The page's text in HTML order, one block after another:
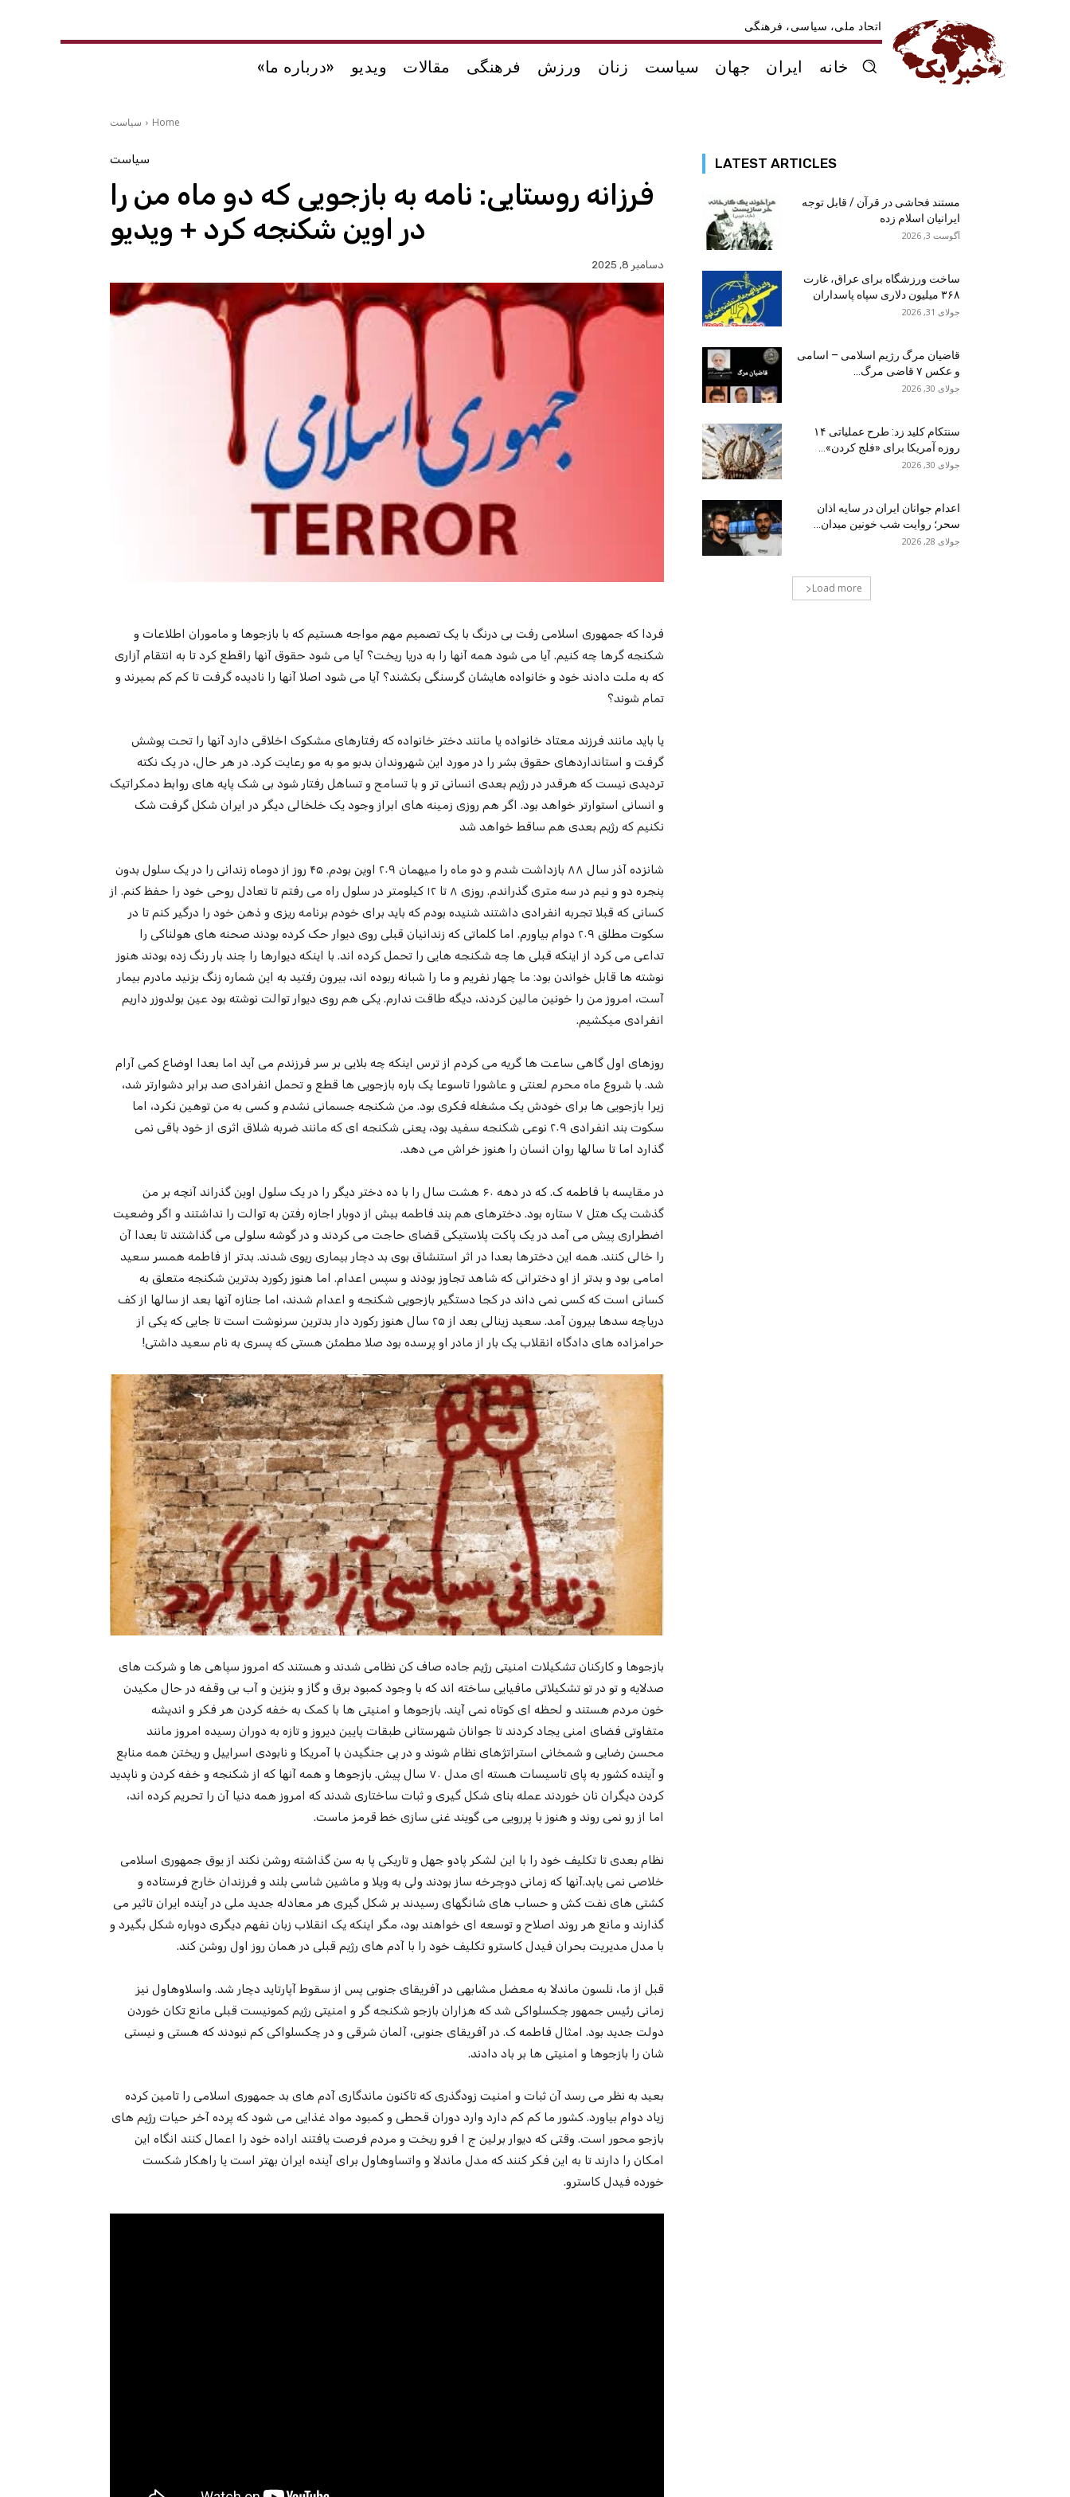
اتحاد ملی، سیاسی، فرهنگی
خانه ایران جهان سیاست زنان ورزش فرهنگی مقالات ویدیو «درباره ما»
Home سیاست
سیاست
فرزانه روستایی: نامه به بازجویی که دو ماه من را
در اوین شکنجه کرد + ویدیو
دسامبر 8, 2025
فردا که جمهوری اسلامی رفت بی درنگ با یک تصمیم مهم مواجه هستیم که با بازجوها و ماموران اطلاعات و
شکنجه گرها چه کنیم. آیا می شود همه آنها را به دریا ریخت؟ آیا می شود حقوق آنها راقطع کرد تا به انتقام آزاری
که به ملت دادند خود و خانواده هایشان گرسنگی بکشند؟ آیا می شود اصلا آنها را نادیده گرفت تا کم کم بمیرند و
تمام شوند؟
یا باید مانند فرزند معتاد خانواده یا مانند دختر خانواده که رفتارهای مشکوک اخلاقی دارد آنها را تحت پوشش
گرفت و استانداردهای حقوق بشر را در مورد این شهروندان بدبو مو به مو رعایت کرد. در هر حال، در یک نکته
تردیدی نیست که هرقدر در رژیم بعدی انسانی تر و با تسامح و تساهل رفتار شود بی شک پایه های روابط دمکراتیک
و انسانی استوارتر خواهد بود. اگر هم روزی زمینه های ابراز وجود یک خلخالی دیگر در ایران شکل گرفت شک
نکنیم که رژیم بعدی هم ساقط خواهد شد
شانزده آذر سال ۸۸ بازداشت شدم و دو ماه را میهمان ۲۰۹ اوین بودم. ۴۵ روز از دو‌ماه زندانی را در یک سلول بدون
پنجره دو و نیم در سه متری گذراندم. روزی ۸ تا ۱۲ کیلومتر در سلول راه می رفتم تا تعادل روحی خود را حفظ کنم. از
کسانی که قبلا تجربه انفرادی داشتند شنیده بودم که باید برای خودم برنامه ریزی و ذهن خود را درگیر کنم تا در
سکوت مطلق ۲۰۹ دوام بیاورم. اما کلماتی که زندانیان قبلی روی دیوار حک کرده بودند صحنه های هولناکی را
تداعی می کرد از اینکه قبلی ها چه شکنجه هایی را تحمل کرده اند. با اینکه دیوارها را چند بار رنگ زده بودند هنوز
نوشته ها قابل خواندن بود: ما چهار نفریم و ما را شبانه ربوده اند، بیرون رفتید به این شماره زنگ بزنید مادرم بیمار
آست، امروز من را خونین مالین کردند، دیگه طاقت ندارم. یکی هم روی دیوار توالت نوشته بود عین بولدوزر داریم
انفرادی میکشیم.
روزهای اول گاهی ساعت ها گریه می کردم از ترس اینکه چه بلایی بر سر فرزندم می آید اما بعدا اوضاع کمی آرام
شد. با شروع ماه محرم لعنتی و عاشورا تاسوعا یک باره بازجویی ها قطع و تحمل انفرادی صد برابر دشوارتر شد،
زیرا بازجویی ها برای خودش یک مشغله فکری بود. من شکنجه جسمانی نشدم و کسی به من توهین نکرد، اما
سکوت بند انفرادی ۲۰۹ نوعی شکنجه سفید بود، یعنی شکنجه ای که مانند ضربه شلاق اثری از خود باقی نمی
گذارد اما تا سالها روان انسان را هنوز خراش می دهد.
در مقایسه با فاطمه ک. که در دهه ۶۰ هشت سال را با ده دختر دیگر را در یک سلول اوین گذراند آنچه بر من
گذشت یک هتل ۷ ستاره بود. دخترهای هم بند فاطمه بیش از دوبار اجازه رفتن به توالت را نداشتند و اگر وضعیت
اضطراری پیش می آمد در یک پاکت پلاستیکی قضای حاجت می کردند و در گوشه سلولی می گذاشتند تا بعدا آن
را خالی کنند. همه این دخترها بعدا در اثر استنشاق بوی بد دچار بیماری ریوی شدند. بدتر از فاطمه همسر سعید
امامی بود و بدتر از او دخترانی که شاهد تجاوز بودند و سپس اعدام. اما هنوز رکورد بدترین شکنجه متعلق به
کسانی است که کسی نمی داند در کجا دستگیر بازجویی شکنجه و اعدام شدند، اما جنازه آنها بعد از سالها از کف
دریاچه سدها بیرون آمد. سعید زینالی بعد از ۲۵ سال هنوز رکورد دار بدترین سرنوشت است تا جایی که یکی از
حرامزاده های دادگاه انقلاب یک بار از مادر او پرسده بود صلا مطمئن هستی که پسری به نام سعید داشتی!
بازجوها و کارکنان تشکیلات امنیتی رژیم جاده صاف کن نظامی شدند و هستند که امروز سپاهی ها و شرکت های
صدلایه و تو در تو تشکیلاتی مافیایی ساخته اند که با وجود کمبود برق و گاز و بنزین و آب بی وقفه در حال مکیدن
خون مردم هستند و لحظه ای کوتاه نمی آیند. بازجوها و امنیتی ها با کمک به خفه کردن هر فکر و اندیشه
متفاوتی فضای امنی یجاد کردند تا جوانان شهرستانی طبقات پایین دیروز و تازه به دوران رسیده امروز مانند
محسن رضایی و شمخانی استراتژهای نظام شوند و در پی جنگیدن با آمریکا و نابودی اسراییل و ریختن همه منابع
و آینده کشور به پای تاسیسات هسته ای مدل ۷۰ سال پیش. بازجوها و همه آنها که از شکنجه و خفه کردن و ناپدید
کردن دیگران نان خوردند عمله بنای شکل گیری و ثبات ساختاری شدند که امروز همه دنیا آن را تحریم کرده اند،
اما از رو نمی روند و هنوز با پررویی می گویند غنی سازی خط قرمز ماست.
نظام بعدی تا تکلیف خود را با این لشکر پادو جهل و تاریکی پا به سن گذاشته روشن نکند از یوق جمهوری اسلامی
خلاصی نمی یابد.آنها که زمانی دوچرخه ساز بودند ولی به ویلا و ماشین شاسی بلند و فرزندان خارج فرستاده و
کشتی های نفت کش و حساب های شانگهای رسیدند بر شکل گیری هر معادله جدید ملی در آینده ایران تاثیر می
گذارند و مانع هر روند اصلاح و توسعه ای خواهند بود، مگر اینکه یک انقلاب زبان نفهم دیگری دوباره شکل بگیرد و
با مدل مدیریت بحران فیدل کاسترو تکلیف خود را با آدم های رژیم قبلی در همان روز اول روشن کند.
قبل از ما، نلسون ماندلا به معضل مشابهی در آفریقای جنوبی پس از سقوط آپارتاید دچار شد. واسلاوهاول نیز
زمانی رئیس جمهور چکسلواکی شد که هزاران بازجو شکنجه گر و امنیتی رژیم کمونیست قبلی مانع تکان خوردن
دولت جدید بود. امثال فاطمه ک. در آفریقای جنوبی، آلمان شرقی و در چکسلواکی کم نبودند که هستی و نیستی
شان را بازجوها و امنیتی ها بر باد دادند.
بعید به نظر می رسد آن ثبات و امنیت زودگذری که تاکنون ماندگاری آدم های بد جمهوری اسلامی را تامین کرده
زیاد دوام بیاورد. کشور ما کم کم دارد وارد دوران قحطی و کمبود مواد غذایی می شود که پرده آخر حیات رژیم های
بازجو محور است. وقتی که دیوار برلین ج ا فرو ریخت و مردم فرصت یافتند اراده خود را اعمال کنند انگاه این
امکان را دارند تا به این فکر کنند که مدل ماندلا و واتساوهاول برای آینده ایران بهتر است یا راهکار شکست
خورده فیدل کاسترو.
LATEST ARTICLES
مستند فحاشی در قرآن / قابل توجه
ایرانیان اسلام زده
آگوست 3, 2026
ساخت ورزشگاه برای عراق، غارت
۳۶۸ میلیون دلاری سپاه پاسداران
جولای 31, 2026
قاضیان مرگ رژیم اسلامی – اسامی
و عکس ۷ قاضی مرگ...
جولای 30, 2026
سنتکام کلید زد: طرح عملیاتی ۱۴
روزه آمریکا برای «فلج کردن»...
جولای 30, 2026
اعدام جوانان ایران در سایه اذان
سحر؛ روایت شب خونین میدان...
جولای 28, 2026
Load more